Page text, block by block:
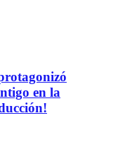
en la